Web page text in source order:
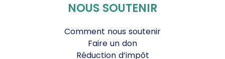
NOUS SOUTENIR
Comment nous soutenir
Faire un don
Réduction d’impôt